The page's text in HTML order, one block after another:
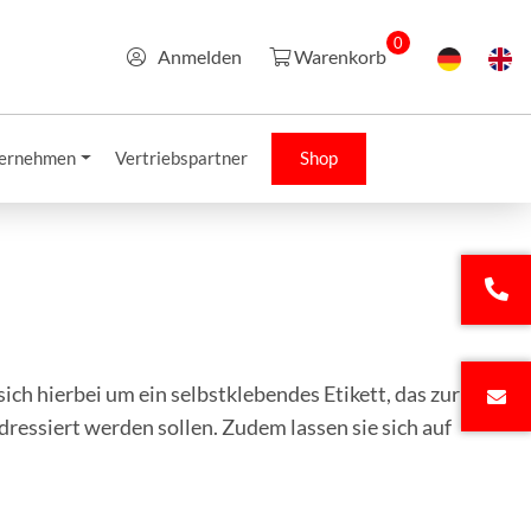
Anmelden Warenkorb
0
Vertriebspartner Shop
hierbei um ein selbstklebendes Etikett, das zur
werden sollen. Zudem lassen sie sich auf